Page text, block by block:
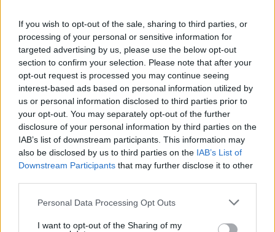
If you wish to opt-out of the sale, sharing to third parties, or
processing of your personal or sensitive information for
targeted advertising by us, please use the below opt-out
section to confirm your selection. Please note that after your
opt-out request is processed you may continue seeing
interest-based ads based on personal information utilized by
us or personal information disclosed to third parties prior to
your opt-out. You may separately opt-out of the further
disclosure of your personal information by third parties on the
IAB’s list of downstream participants. This information may
also be disclosed by us to third parties on the IAB’s List of
Downstream Participants that may further disclose it to other
Please note that this website/app uses one or more Google
not limited to your visit or usage behaviour. You may click to
Personal Data Processing Opt Outs
I want to opt-out of the Sharing of my
όλο και μικρότερους κλάδους). Από συνδετικό ιστό,
από αγγεία, από νεύρα. Αιματώνονται από τις
βρογχικές αρτηρίες.
Στο στομάχι παρουσιάζονται δύο είδη
κυμάτων: Τα κύματα μίξης: παρουσιάζονται μόλις
γεμίσει το στομάχι. Σκοπός τους είναι
η ανάμειξη της τροφής με τα γαστρικά υγρά. Τα
περισταλτικά κύματα: προκαλούν την μετακίνηση
του γαστρικού περιεχομένου και την κένωση του
λειτουργία του πυλωρικού σφιγκτήρα. Οι υγρές
τροφές εγκαταλείπουν το στομάχι γρήγορα, ενώ οι